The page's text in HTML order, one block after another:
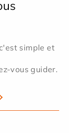
simple et
vous guider.